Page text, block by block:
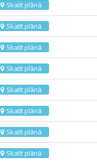
Skatīt plānā
Skatīt plānā
Skatīt plānā
Skatīt plānā
Skatīt plānā
Skatīt plānā
Skatīt plānā
Skatīt plānā